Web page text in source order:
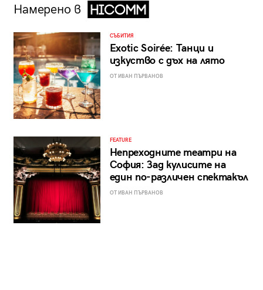
Намерено в
СЪБИТИЯ
Exotic Soirée: Танци и
изкуство с дъх на лято
ОТ ИВАН ПЪРВАНОВ
FEATURE
Непреходните театри на
София: Зад кулисите на
един по-различен спектакъл
ОТ ИВАН ПЪРВАНОВ